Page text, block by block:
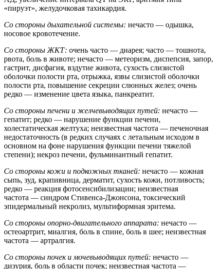
«пируэт», желудочковая тахикардия.
Со стороны дыхательной системы: нечасто — одышка,
носовое кровотечение.
Со стороны ЖКТ: очень часто — диарея; часто — тошнота,
рвота, боль в животе; нечасто — метеоризм, диспепсия, запор,
гастрит, дисфагия, вздутие живота, сухость слизистой
оболочки полости рта, отрыжка, язвы слизистой оболочки
полости рта, повышение секреции слюнных желез; очень
редко — изменение цвета языка, панкреатит.
Со стороны печени и желчевыводящих путей: нечасто —
гепатит; редко — нарушение функции печени,
холестатическая желтуха; неизвестная частота — печеночная
недостаточность (в редких случаях с летальным исходом в
основном на фоне нарушения функции печени тяжелой
степени); некроз печени, фульминантный гепатит.
Со стороны кожи и подкожных тканей: нечасто — кожная
сыпь, зуд, крапивница, дерматит, сухость кожи, потливость;
редко — реакция фотосенсибилизации; неизвестная
частота — синдром Стивенса-Джонсона, токсический
эпидермальный некролиз, мультиформная эритема.
Со стороны опорно-двигательного аппарата: нечасто —
остеоартрит, миалгия, боль в спине, боль в шее; неизвестная
частота — артралгия.
Со стороны почек и мочевыводящих путей: нечасто —
дизурия, боль в области почек; неизвестная частота —